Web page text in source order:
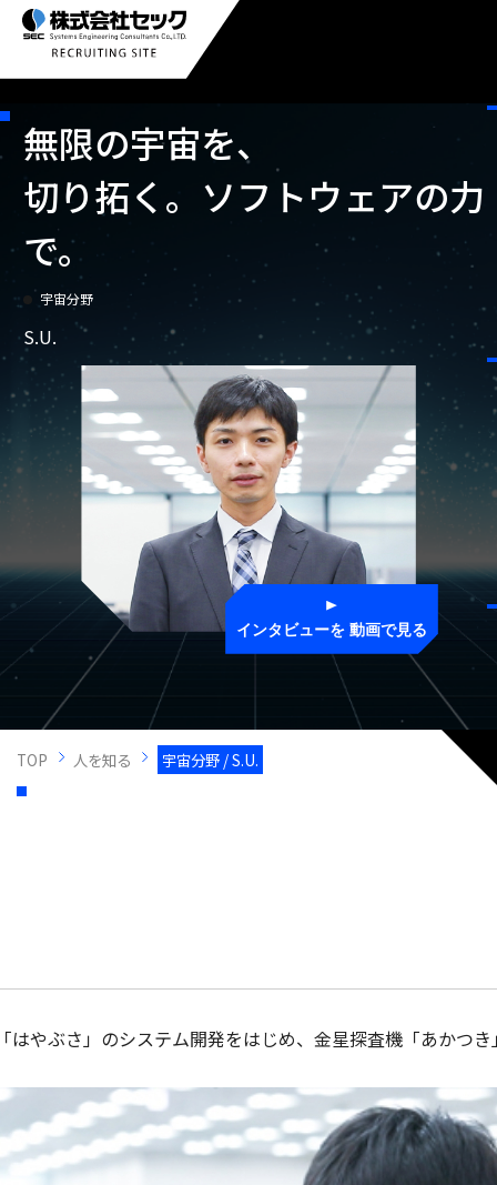
インタビューを動画で見る
無限の宇宙を、
切り拓く。 ソフトウェアの力
で。
宇宙分野
S.U.
TOP 人を知る 宇宙分野 / S.U.
さ」のシステム開発をはじめ、金星探査機「